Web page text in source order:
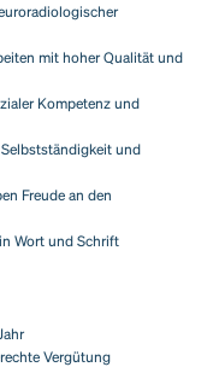
mit hoher Qualität und
Kompetenz und
und
Freude an den
Wort und Schrift
Vergütung